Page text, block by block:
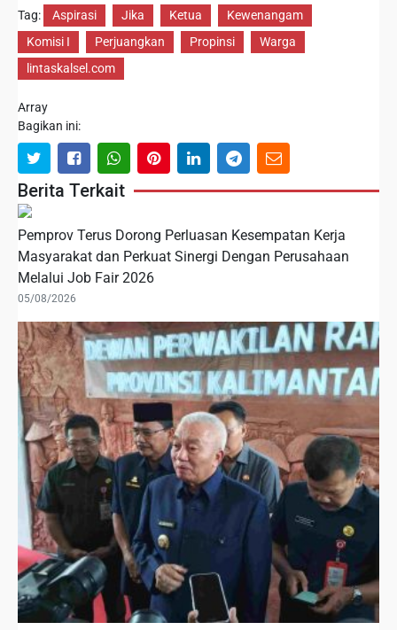
Tag: Aspirasi Jika Ketua
Kewenangam
Komisi I
Perjuangkan Propinsi
Warga
lintaskalsel.com
Array
Bagikan ini:
Berita Terkait
Pemprov Terus Dorong Perluasan Kesempatan Kerja
Masyarakat dan Perkuat Sinergi Dengan Perusahaan
Melalui Job Fair 2026
05/08/2026